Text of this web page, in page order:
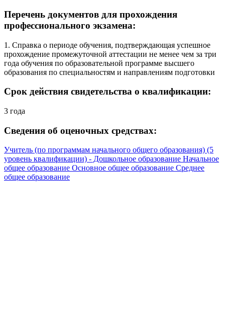
Перечень документов для прохождения
профессионального экзамена:
1. Справка о периоде обучения, подтверждающая успешное
прохождение промежуточной аттестации не менее чем за три
года обучения по образовательной программе высшего
образования по специальностям и направлениям подготовки
Срок действия свидетельства о квалификации:
3 года
Сведения об оценочных средствах:
Учитель (по программам начального общего образования) (5
уровень квалификации) - Дошкольное образование Начальное
общее образование Основное общее образование Среднее
общее образование